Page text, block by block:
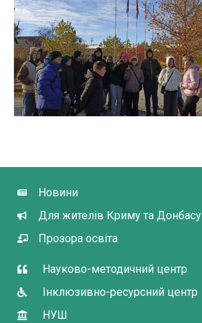
Новини
Для жителів Криму та Донбасу
Прозора освіта
Науково-методичний центр
Інклюзивно-ресурсний центр
НУШ